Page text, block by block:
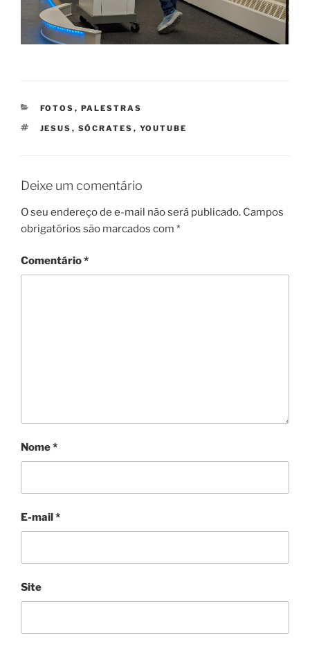
CATEGORIAS
FOTOS , PALESTRAS
TAGS
JESUS , SÓCRATES , YOUTUBE
Deixe um comentário
O seu endereço de e-mail não será publicado. Campos
obrigatórios são marcados com *
Comentário*
Nome*
E-mail*
Site